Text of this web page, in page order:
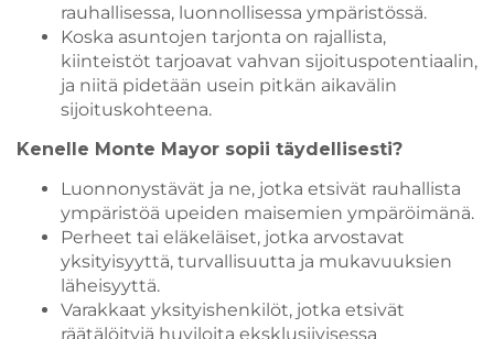
rauhallisessa, luonnollisessa ympäristössä.
Koska asuntojen tarjonta on rajallista,
kiinteistöt tarjoavat vahvan sijoituspotentiaalin,
ja niitä pidetään usein pitkän aikavälin
sijoituskohteena.
Kenelle Monte Mayor sopii täydellisesti?
Luonnonystävät ja ne, jotka etsivät rauhallista
ympäristöä upeiden maisemien ympäröimänä.
Perheet tai eläkeläiset, jotka arvostavat
yksityisyyttä, turvallisuutta ja mukavuuksien
läheisyyttä.
Varakkaat yksityishenkilöt, jotka etsivät
räätälöityjä huviloita eksklusiivisessa